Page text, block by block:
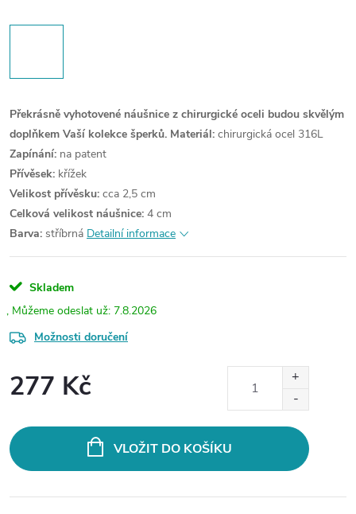
Překrásně vyhotovené náušnice z chirurgické oceli budou skvělým
doplňkem Vaší kolekce šperků. Materiál: chirurgická ocel 316L
Zapínání: na patent
Přívěsek: křížek
Velikost přívěsku: cca 2,5 cm
Celková velikost náušnice: 4 cm
Barva: stříbrná Detailní informace
Skladem
7.8.2026
Možnosti doručení
277 Kč
VLOŽIT DO KOŠÍKU